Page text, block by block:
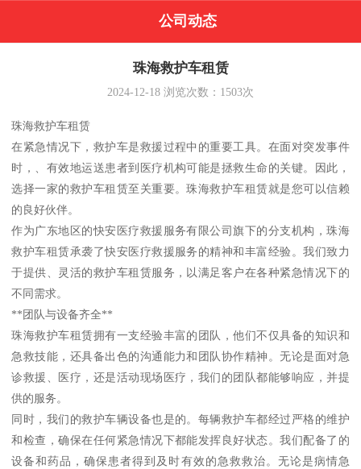
公司动态
珠海救护车租赁
2024-12-18 浏览次数： 1503次
珠海救护车租赁
在紧急情况下，救护车是救援过程中的重要工具。在面对突发事件
时，、有效地运送患者到医疗机构可能是拯救生命的关键。因此，
选择一家的救护车租赁至关重要。珠海救护车租赁就是您可以信赖
的良好伙伴。
作为广东地区的快安医疗救援服务有限公司旗下的分支机构，珠海
救护车租赁承袭了快安医疗救援服务的精神和丰富经验。我们致力
于提供、灵活的救护车租赁服务，以满足客户在各种紧急情况下的
不同需求。
**团队与设备齐全**
珠海救护车租赁拥有一支经验丰富的团队，他们不仅具备的知识和
急救技能，还具备出色的沟通能力和团队协作精神。无论是面对急
诊救援、医疗，还是活动现场医疗，我们的团队都能够响应，并提
供的服务。
同时，我们的救护车辆设备也是的。每辆救护车都经过严格的维护
和检查，确保在任何紧急情况下都能发挥良好状态。我们配备了的
设备和药品，确保患者得到及时有效的急救救治。无论是病情急